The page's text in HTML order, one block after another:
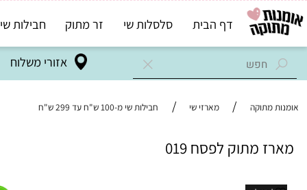
אזורי משלוח
דף הבית סלסלות שי זר מתוק חבילות שי בד"ץ
/ מארזי שי / חבילות שי מ-100 ש"ח עד 299 ש"ח
מתוק לפסח 019